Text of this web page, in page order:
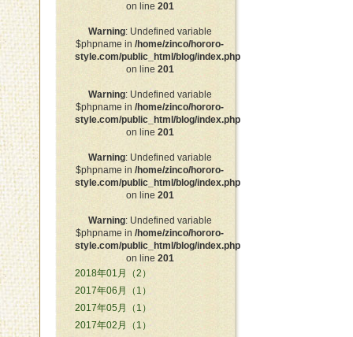
on line 201
Warning: Undefined variable
$phpname in /home/zinco/hororo-
style.com/public_html/blog/index.php
on line 201
Warning: Undefined variable
$phpname in /home/zinco/hororo-
style.com/public_html/blog/index.php
on line 201
Warning: Undefined variable
$phpname in /home/zinco/hororo-
style.com/public_html/blog/index.php
on line 201
Warning: Undefined variable
$phpname in /home/zinco/hororo-
style.com/public_html/blog/index.php
on line 201
2018年01月（2）
2017年06月（1）
2017年05月（1）
2017年02月（1）